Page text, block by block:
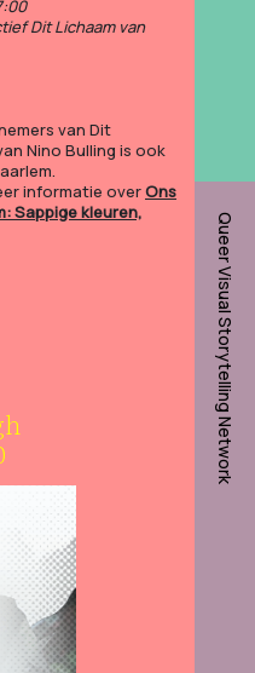
Dit Lichaam van
van Dit
Nino Bulling is ook
informatie overOns
Sappige kleuren,
Queer Visual Storytelling Network